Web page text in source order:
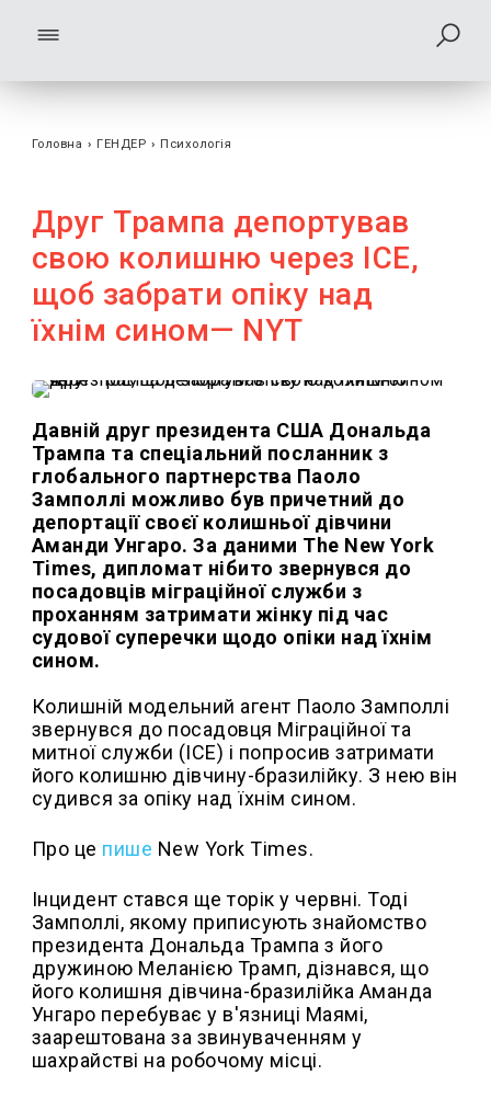
Головна › ГЕНДЕР › Психологія
Друг Трампа депортував
свою колишню через ICE,
щоб забрати опіку над
їхнім сином— NYT
Давній друг президента США Дональда
Трампа та спеціальний посланник з
глобального партнерства Паоло
Замполлі можливо був причетний до
депортації своєї колишньої дівчини
Аманди Унгаро. За даними The New York
Times, дипломат нібито звернувся до
посадовців міграційної служби з
проханням затримати жінку під час
судової суперечки щодо опіки над їхнім
сином.
Колишній модельний агент Паоло Замполлі
звернувся до посадовця Міграційної та
митної служби (ICE) і попросив затримати
його колишню дівчину-бразилійку. З нею він
судився за опіку над їхнім сином.
Про це пише New York Times.
Інцидент стався ще торік у червні. Тоді
Замполлі, якому приписують знайомство
президента Дональда Трампа з його
дружиною Меланією Трамп, дізнався, що
його колишня дівчина-бразилійка Аманда
Унгаро перебуває у в'язниці Маямі,
заарештована за звинуваченням у
шахрайстві на робочому місці.